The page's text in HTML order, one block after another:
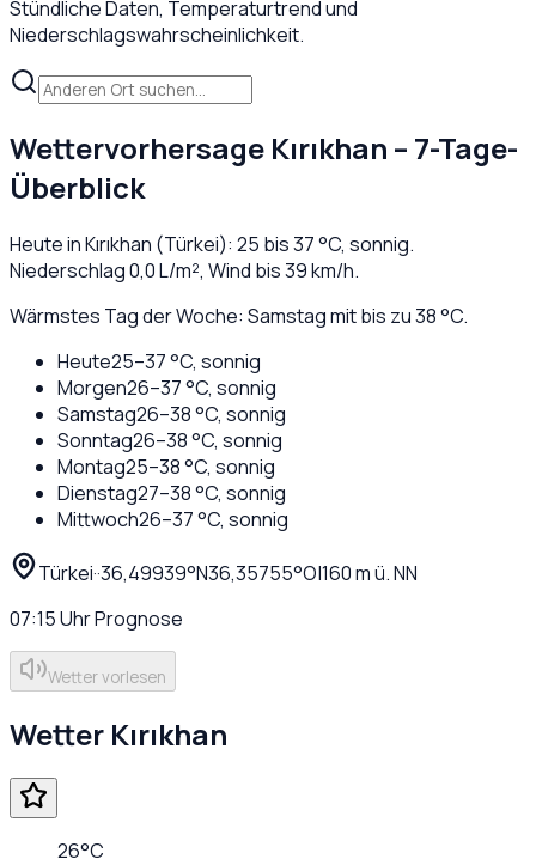
Stündliche Daten, Temperaturtrend und
Niederschlagswahrscheinlichkeit.
Wettervorhersage Kırıkhan – 7-Tage-
Überblick
Heute inKırıkhan (Türkei): 25 bis37°C, sonnig.
Niederschlag0,0L/m², Wind bis39km/h.
Wärmstes Tag der Woche: Samstag mit bis zu 38 °C.
Heute25–37°C, sonnig
Morgen26–37°C, sonnig
Samstag26–38°C, sonnig
Sonntag26–38°C, sonnig
Montag25–38°C, sonnig
Dienstag27–38°C, sonnig
Mittwoch26–37°C, sonnig
Türkei··36,49939°N36,35755°O|160m ü. NN
07:15UhrPrognose
Wetter vorlesen
Wetter Kırıkhan
26°C